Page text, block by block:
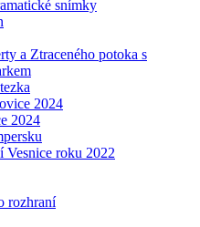
snímky
a Ztraceného potoka s
2024
2024
Vesnice roku 2022
rozhraní